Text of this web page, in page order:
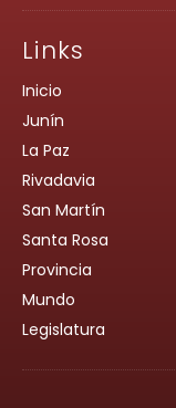
Links
Inicio
Junín
La Paz
Rivadavia
San Martín
Santa Rosa
Provincia
Mundo
Legislatura